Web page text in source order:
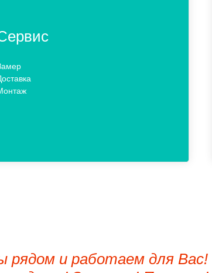
рядом и работаем для Вас!